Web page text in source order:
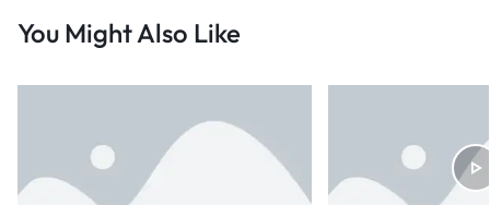
You Might Also Like